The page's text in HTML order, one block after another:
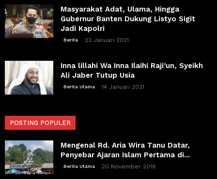
Masyarakat Adat, Ulama, Hingga
Gubernur Banten Dukung Listyo Sigit
Jadi Kapolri
Berita 22 Januari 2021
Inna lillahi Wa Inna Ilaihi Raji’un, Syeikh
Ali Jaber Tutup Usia
Berita Utama 14 Januari 2021
POSTING POPULER
Mengenal Rd. Aria Wira Tanu Datar,
Penyebar Ajaran Islam Pertama di...
Berita Utama 20 November 2018